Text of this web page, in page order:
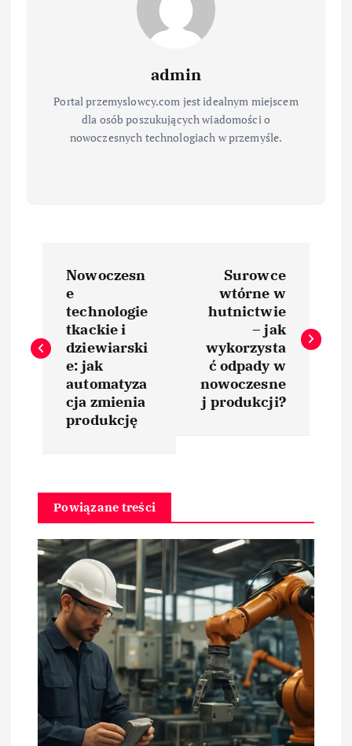
admin
Portal przemyslowcy.com jest idealnym miejscem
dla osób poszukujących wiadomości o
nowoczesnych technologiach w przemyśle.
w
c
a
w
p
s
Nowoczesn
e
technologie
tkackie i
dziewiarski
e: jak
automatyza
cja zmienia
produkcję
Surowce
wtórne w
hutnictwie
– jak
wykorzysta
ć odpady w
nowoczesne
j produkcji?
Powiązane treści